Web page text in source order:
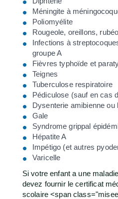
Méningite à
Poliomyélite
Rougeole, oreillons,
Infections à
groupe A
Fièvres typhoïde et
Teignes
Tuberculose respiratoire
Pédiculose (sauf en cas
Dysenterie amibienne ou
Gale
Syndrome grippal
Hépatite A
Impétigo (et autres
Varicelle
Si votre enfant a une
devez fournir le certificat
scolaire <span